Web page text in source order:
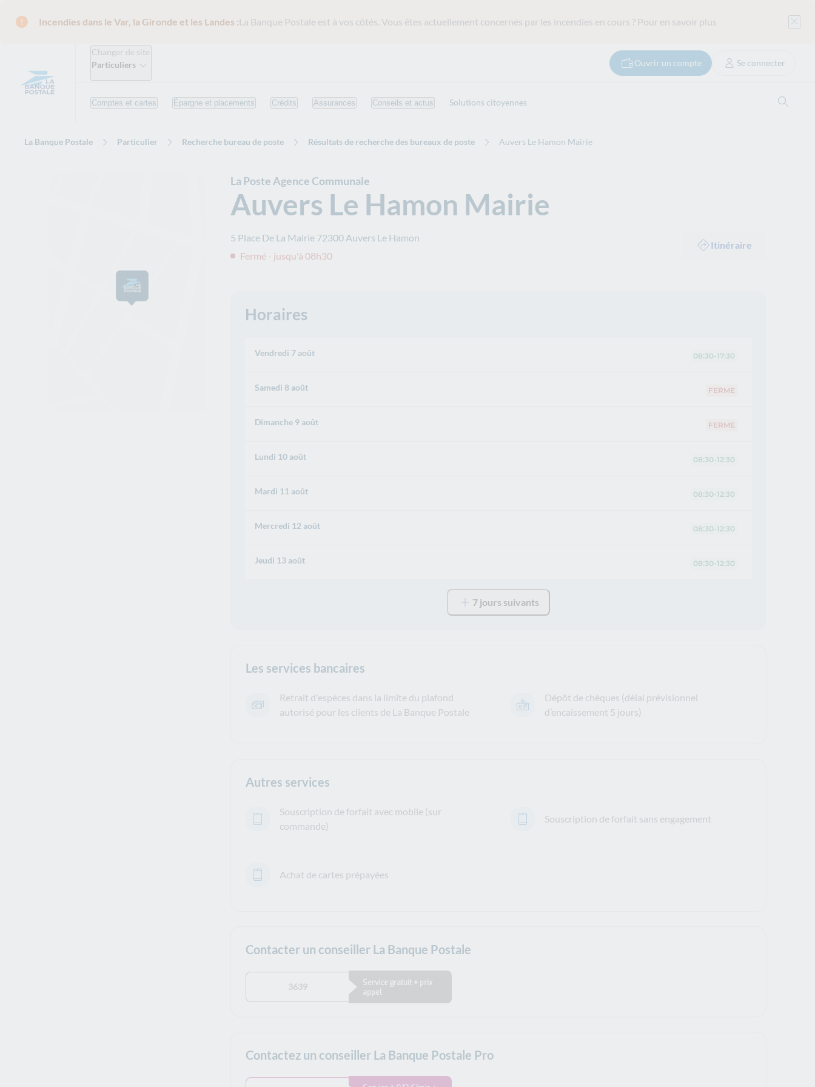
Incendies dans le Var, la Gironde et les Landes :La Banque Postale est à vos côtés. Vous êtes actuellement concernés par les incendies en cours ? Pour en savoir plus
Changer de site
Particuliers
Ouvrir un compte Se connecter
Comptes et cartes Épargne et placements Crédits Assurances Conseils et actus Solutions citoyennes
La Banque Postale Particulier Recherche bureau de poste Résultats de recherche des bureaux de poste Auvers Le Hamon Mairie
La Poste Agence Communale
Auvers Le Hamon Mairie
5 Place De La Mairie 72300 Auvers Le Hamon
Fermé - jusqu'à 08h30
Itinéraire
Horaires
Vendredi 7 août 08:30-17:30
Samedi 8 août FERME
Dimanche 9 août FERME
Lundi 10 août 08:30-12:30
Mardi 11 août 08:30-12:30
Mercredi 12 août 08:30-12:30
Jeudi 13 août 08:30-12:30
7 jours suivants
Les services bancaires
Retrait d'espèces dans la limite du plafond
autorisé pour les clients de La Banque Postale
Dépôt de chèques (délai prévisionnel
d’encaissement 5 jours)
Autres services
Souscription de forfait avec mobile (sur
commande)
Souscription de forfait sans engagement
Achat de cartes prépayées
Contacter un conseiller La Banque Postale
3639
Service gratuit + prix
appel
Contactez un conseiller La Banque Postale Pro